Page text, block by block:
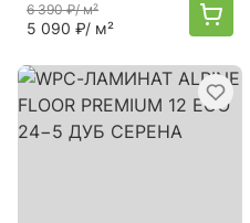
6 390 ₽/ м²
5 090 ₽/ м²